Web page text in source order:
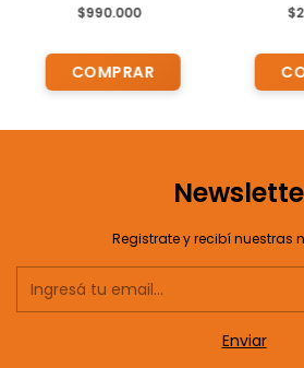
19 sensores y
Engranajes
$990.000
Registrate y recibí nuestras